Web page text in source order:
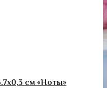
см «Ноты»